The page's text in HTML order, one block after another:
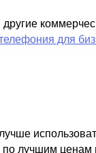
для
лучшим